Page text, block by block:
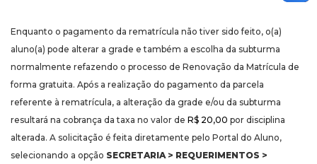
Enquanto o pagamento da rematrícula não tiver sido feito, o(a)
aluno(a) pode alterar a grade e também a escolha da subturma
normalmente refazendo o processo de Renovação da Matrícula de
forma gratuita. Após a realização do pagamento da parcela
referente à rematrícula, a alteração da grade e/ou da subturma
resultará na cobrança da taxa no valor de R$ 20,00 por disciplina
alterada. A solicitação é feita diretamente pelo Portal do Aluno,
selecionando a opção SECRETARIA > REQUERIMENTOS >